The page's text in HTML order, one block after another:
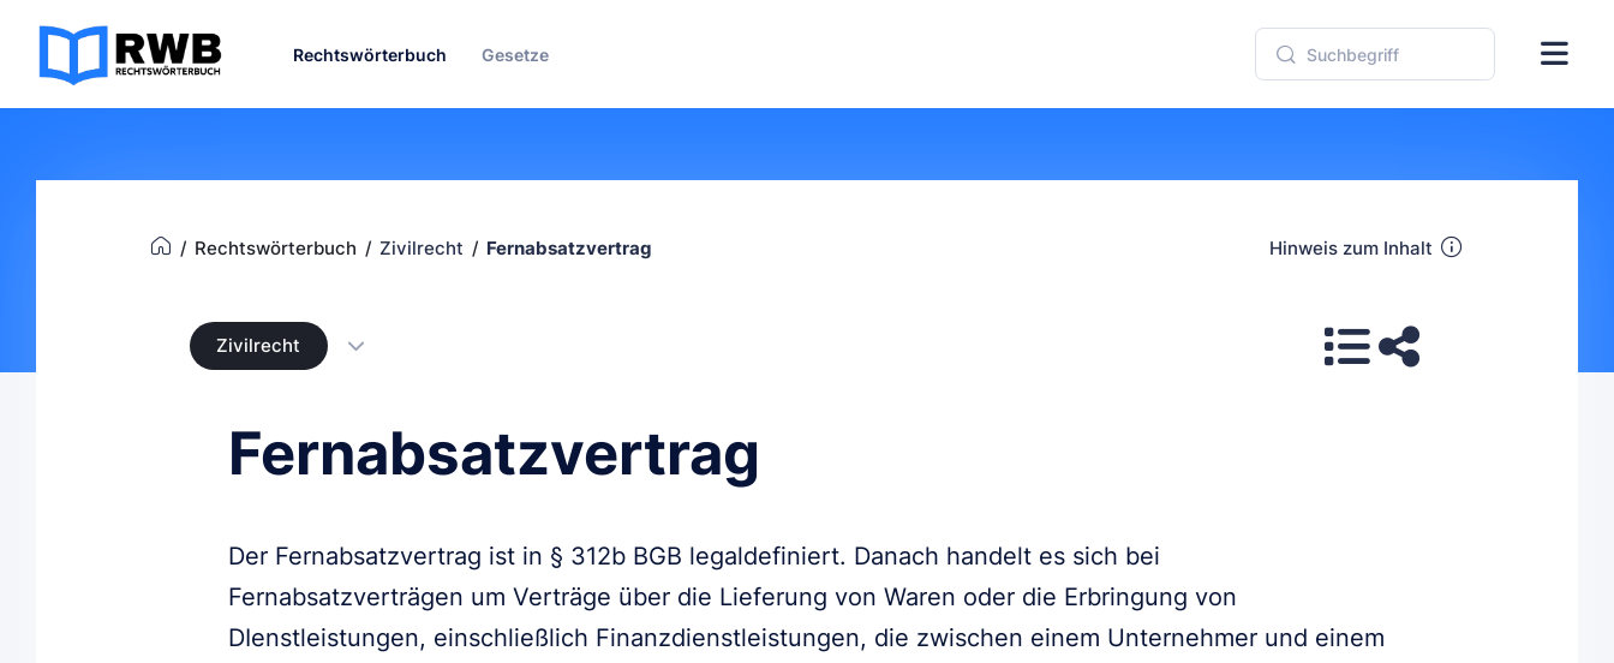
Rechtswörterbuch Gesetze
Rechtswörterbuch Zivilrecht Fernabsatzvertrag Hinweis zum Inhalt
Zivilrecht
Fernabsatzvertrag
Der Fernabsatzvertrag ist in § 312b BGB legaldefiniert. Danach handelt es sich bei
Fernabsatzverträgen um Verträge über die Lieferung von Waren oder die Erbringung von
DIenstleistungen, einschließlich Finanzdienstleistungen, die zwischen einem Unternehmer und einem